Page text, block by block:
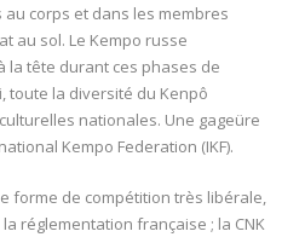
corps et dans les membres
au sol. Le Kempo russe
la tête durant ces phases de
toute la diversité du Kenpô
nationales. Une gageüre
Kempo Federation (IKF).
forme de compétition très libérale,
réglementation française ; la CNK